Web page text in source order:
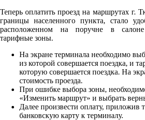
Теперь оплатить проезд на маршрутах г.
границы населенного пункта, стало
расположенном на поручне в салоне
тарифные зоны.
На экране терминала необходимо
из которой совершается поездка, и
которую совершается поездка. На
стоимость проезда.
При ошибке выбора зоны,
«Изменить маршрут» и выбрать
Далее произвести оплату, приложив
банковскую карту к терминалу.